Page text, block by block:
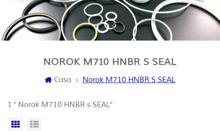
NOROK M710 HNBR S SEAL
Casa Norok M710 HNBR S SEAL
1 " Norok M710 HNBR s SEAL"
Vista da grade